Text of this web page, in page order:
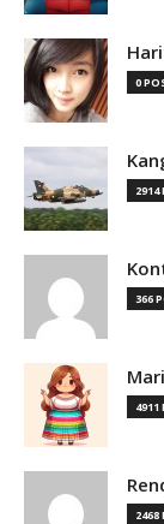
0
2914
366
4911
2468